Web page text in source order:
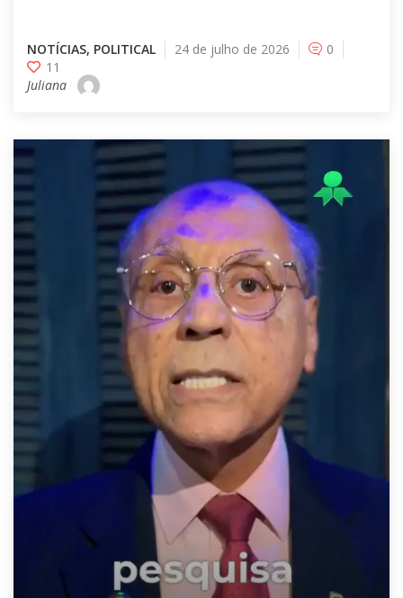
NOTÍCIAS, POLITICAL 24 de julho de 2026
0
11
Juliana